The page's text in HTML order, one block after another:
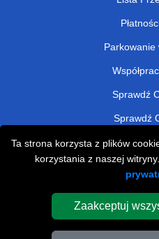
Ta strona korzysta z plików
korzystania z naszej
Zaakceptuj
Parkowanie
Sprawdź
Sprawdź
Man and